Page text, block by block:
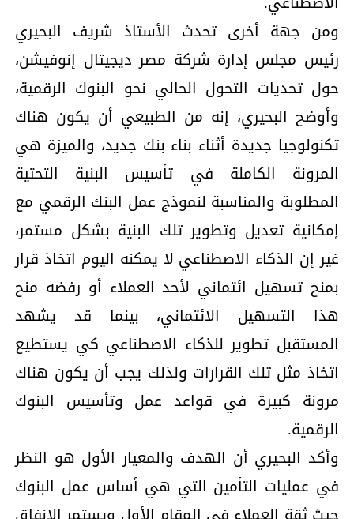
ومن جهة أخرى تحدث الأستاذ شريف البحيري
رئيس مجلس إدارة شركة مصر ديجيتال إنوفيشن،
حول تحديات التحول الحالي نحو البنوك الرقمية،
وأوضح البحيري، إنه من الطبيعي أن يكون هناك
تكنولوجيا جديدة أثناء بناء بنك جديد، والميزة هي
المرونة الكاملة في تأسيس البنية التحتية
المطلوبة والمناسبة لنموذج عمل البنك الرقمي مع
إمكانية تعديل وتطوير تلك البنية بشكل مستمر،
غير إن الذكاء الاصطناعي لا يمكنه اليوم اتخاذ قرار
بمنح تسهيل ائتماني لأحد العملاء أو رفضه منح
هذا التسهيل الائتماني، بينما قد يشهد
المستقبل تطوير للذكاء الاصطناعي كي يستطيع
اتخاذ مثل تلك القرارات ولذلك يجب أن يكون هناك
مرونة كبيرة في قواعد عمل وتأسيس البنوك
الرقمية.
وأكد البحيري أن الهدف والمعيار الأول هو النظر
في عمليات التأمين التي هي أساس عمل البنوك